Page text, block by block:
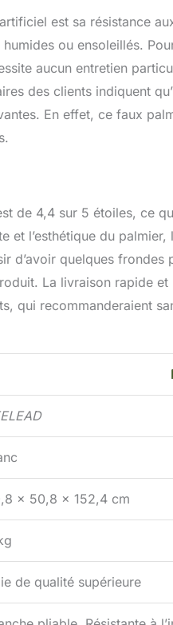
est sa résistance
ou ensoleillés.
aucun entretien
des clients indiquent
En effet, ce faux
de 4,4 sur 5 étoiles, ce
et l’esthétique du
d’avoir quelques
La livraison rapide
qui recommanderaient
x 50,8 x 152,4 cm
de qualité supérieure